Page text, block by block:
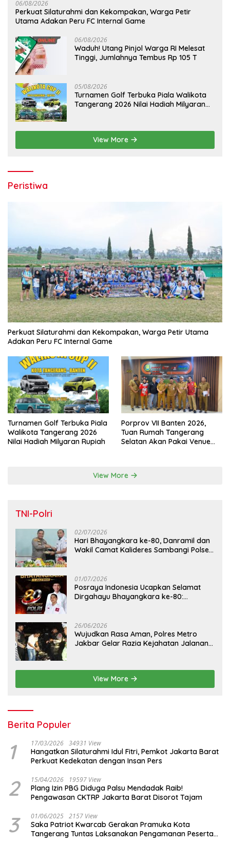
06/08/2026
Perkuat Silaturahmi dan Kekompakan, Warga Petir
Utama Adakan Peru FC Internal Game
06/08/2026
Waduh! Utang Pinjol Warga RI Melesat
Tinggi, Jumlahnya Tembus Rp 105 T
05/08/2026
Turnamen Golf Terbuka Piala Walikota
Tangerang 2026 Nilai Hadiah Milyaran
View More
Peristiwa
Perkuat Silaturahmi dan Kekompakan, Warga Petir Utama
Adakan Peru FC Internal Game
Turnamen Golf Terbuka Piala
Walikota Tangerang 2026
Nilai Hadiah Milyaran Rupiah
Porprov VII Banten 2026,
Tuan Rumah Tangerang
Selatan Akan Pakai Venue
View More
TNI-Polri
02/07/2026
Hari Bhayangkara ke-80, Danramil dan
Wakil Camat Kalideres Sambangi Polsek
01/07/2026
Posraya Indonesia Ucapkan Selamat
Dirgahayu Bhayangkara ke-80:
26/06/2026
Wujudkan Rasa Aman, Polres Metro
Jakbar Gelar Razia Kejahatan Jalanan
View More
Berita Populer
1 17/03/2026 34931 View
Hangatkan Silaturahmi Idul Fitri, Pemkot Jakarta Barat
Perkuat Kedekatan dengan Insan Pers
2 15/04/2026 19597 View
Plang Izin PBG Diduga Palsu Mendadak Raib!
Pengawasan CKTRP Jakarta Barat Disorot Tajam
3 01/06/2025 2157 View
Saka Patriot Kwarcab Gerakan Pramuka Kota
Tangerang Tuntas Laksanakan Pengamanan Peserta